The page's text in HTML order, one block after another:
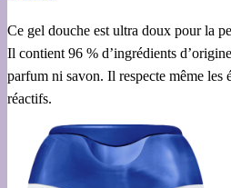
Ce gel douche est ultra doux pour la
Il contient 96 % d’ingrédients
parfum ni savon. Il respecte même les
réactifs.